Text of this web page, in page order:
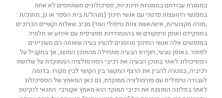
במסגרת עבודתם במסגרות חינוכיות, פסיכולוגים משתתפים לא אחת
במפגשי היוועצות פרטני עם אנשי חינוך (מנהל/ת בית הספר או גן, מחנכ/ת
,מורה מקצועי/ת, איש/אשת צוות טיפולי ועוד) סביב שאלות וקשיים הכרוכים
בתפקידם ואופן תיפקודם או בהתמודדות ספציפית עם אירוע או תלמיד.
במפגשים אלה אנשי החינוך מוזמנים להציג בעיה שאותה הם מעוניינים
לפתור. באופן טבעי, חקירת הבעיה מתחילה מהתוכן המוצג, אך במקביל על
הפסיכולוג לאתר בתוכן הבעיה את רכיבי הפורמולציה הממוקדת על שלושת
רכיביה, במטרה להבין את הרצף המקשר בין הקושי לבין מקורו. בדומה
לעבודה טיפולית עם פורמולציה ממוקדת, גם כאן המאמץ של הפסיכולוג
לאתר בתלונה המוצגת את רכיבי המוקד הוא מאמץ אקטיבי. התנאי לנקיטת